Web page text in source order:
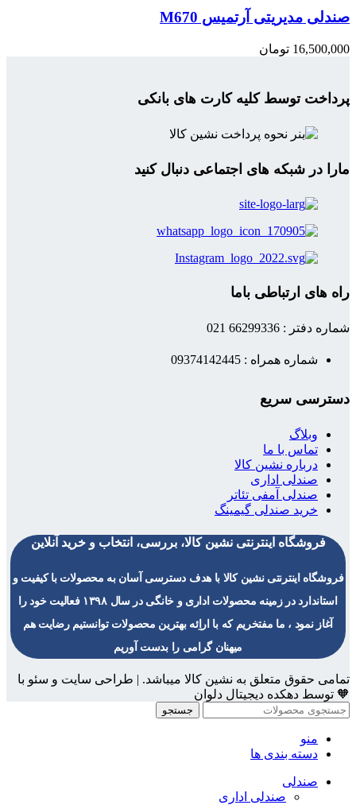
صندلی مدیریتی آرتمیس M670
16,500,000 تومان
پرداخت توسط کلیه کارت های بانکی
مارا در شبکه های اجتماعی دنبال کنید
راه های ارتباطی باما
شماره دفتر : 66299336 021
شماره همراه : 09374142445
دسترسی سریع
وبلاگ
تماس با ما
درباره نشین کالا
صندلی اداری
صندلی آمفی تئاتر
خرید صندلی گیمینگ
فروشگاه اینترنتی نشین کالا، بررسی، انتخاب و خرید آنلاین
فروشگاه اینترنتی نشین کالا با هدف دسترسی آسان به محصولات با کیفیت و
استاندارد در زمینه محصولات اداری و خانگی در سال ۱۳۹۸ فعالیت خود را
آغاز نمود ، ما مفتخریم که با اراِئه بهترین محصولات توانستیم رضایت هم
میهنان گرامی را بدست آوریم
تمامی حقوق متعلق به نشین کالا میباشد. | طراحی سایت و سئو با
🧡 توسط دهکده دیجیتال دلوان
جستجو
منو
دسته بندی ها
صندلی
صندلی اداری